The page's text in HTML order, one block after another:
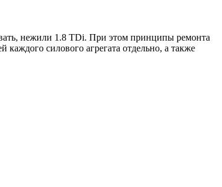
нежили 1.8 TDi. При этом принципы ремонта
каждого силового агрегата отдельно, а также